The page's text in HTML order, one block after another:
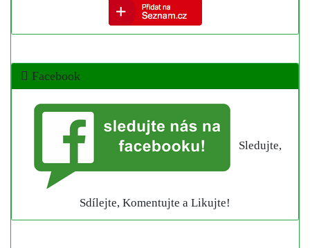
Facebook
Sledujte,
Sdílejte, Komentujte a Likujte!